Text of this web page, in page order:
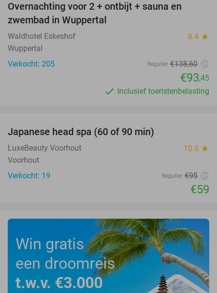
Overnachting voor 2 + ontbijt + sauna en
zwembad in Wuppertal
Waldhotel Eskeshof 8.4 star
Wuppertal
Verkocht: 205
Regulier €138,60
€93,45
Inclusief toeristenbelasting
Japanese head spa (60 of 90 min)
LuxeBeauty Voorhout 10.0 star
Voorhout
Verkocht: 19
Regulier €95
€59
Win gratis
een droomreis
t.w.v. €3.000